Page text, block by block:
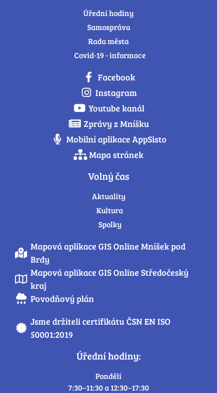
Úřední hodiny
Samospráva
Rada města
Covid-19 - informace
Facebook
Instagram
Youtube kanál
Zprávy z Mníšku
Mobilní aplikace AppSisto
Mapa stránek
Volný čas
Aktuality
Kultura
Spolky
Mapová aplikace GIS Online Mníšek pod
Brdy
Mapová aplikace GIS Online Středočeský
kraj
Povodňový plán
Jsme držiteli certifikátu ČSN EN ISO
50001:2019
Úřední hodiny:
Pondělí
7:30–11:30 a 12:30–17:30